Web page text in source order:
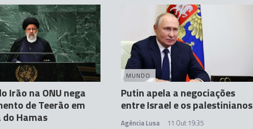
Irão na ONU nega
de Teerão em
Hamas
MUNDO
Putin apela a negociações
entre Israel e os palestinianos
Agência Lusa 11 Out 19:35